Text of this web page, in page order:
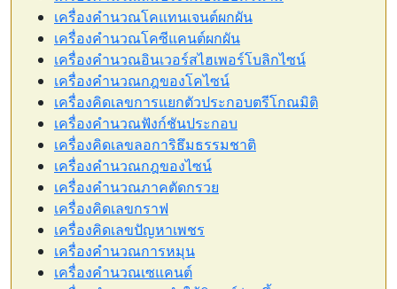
เครื่องคำนวณโคแทนเจนต์ผกผัน
เครื่องคำนวณโคซีแคนต์ผกผัน
เครื่องคำนวณอินเวอร์สไฮเพอร์โบลิกไซน์
เครื่องคำนวณกฎของโคไซน์
เครื่องคิดเลขการแยกตัวประกอบตรีโกณมิติ
เครื่องคำนวณฟังก์ชันประกอบ
เครื่องคิดเลขลอการิธึมธรรมชาติ
เครื่องคำนวณกฎของไซน์
เครื่องคำนวณภาคตัดกรวย
เครื่องคิดเลขกราฟ
เครื่องคิดเลขปัญหาเพชร
เครื่องคำนวณการหมุน
เครื่องคำนวณเซแคนต์